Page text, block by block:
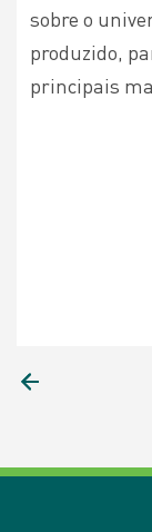
sobre o
produzido,
principais
27 MINUTOS DE